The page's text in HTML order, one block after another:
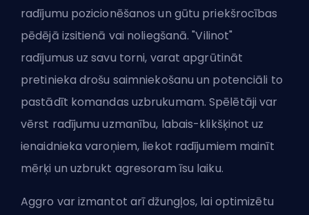
radījumu pozicionēšanos un gūtu priekšrocības
pēdējā izsitienā vai noliegšanā. "Vilinot"
radījumus uz savu torni, varat apgrūtināt
pretinieka drošu saimniekošanu un potenciāli to
pastādīt komandas uzbrukumam. Spēlētāji var
vērst radījumu uzmanību, labais-klikšķinot uz
ienaidnieka varoņiem, liekot radījumiem mainīt
mērķi un uzbrukt agresoram īsu laiku.
Aggro var izmantot arī džungļos, lai optimizētu